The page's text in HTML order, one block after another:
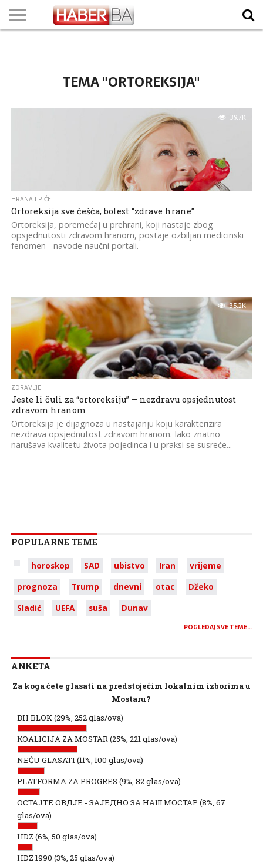
TEMA "ORTOREKSIJA"
39.7K
HRANA I PIĆE
Ortoreksija sve češća, bolest “zdrave hrane”
Ortoreksija, poremećaj u prehrani, koji nastaje zbog
opsjednutosti zdravom hranom, postaje ozbiljan medicinski
fenomen - navode naučni portali.
35.2K
ZDRAVLJE
Jeste li čuli za “ortoreksiju” – nezdravu opsjednutost
zdravom hranom
Ortoreksija je dijagnoza u nastajanju koju karakterizira
nezdrava opsjednutost zdravom hranom. Iako znatno
narušava kvalitetu života pojedinca i u praksi se susreće...
POPULARNE TEME
horoskop SAD ubistvo Iran
vrijeme
prognoza
Trump dnevni otac
Džeko
Sladić
UEFA suša Dunav
POGLEDAJ SVE TEME…
ANKETA
Za koga ćete glasati na predstojećim lokalnim izborima u
Mostaru?
BH BLOK(29%, 252 glas/ova)
KOALICIJA ZA MOSTAR(25%, 221 glas/ova)
NEĆU GLASATI (11%, 100 glas/ova)
PLATFORMA ZA PROGRES (9%, 82 glas/ova)
ОСТАЈТЕ ОВДЈЕ - ЗАЈЕДНО ЗА НАШ МОСТАР (8%, 67
glas/ova)
HDZ (6%, 50 glas/ova)
HDZ 1990 (3%, 25 glas/ova)